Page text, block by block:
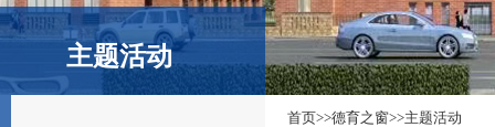
主题活动
首页>>德育之窗>>主题活动